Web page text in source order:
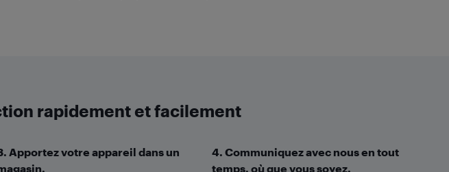
rapidement et facilement
Apportez votre appareil dans un
4. Communiquez avec nous en tout
temps, où que vous soyez.